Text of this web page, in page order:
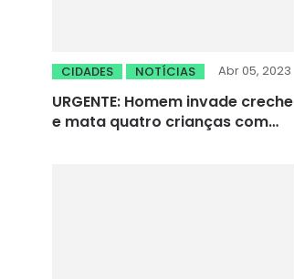
CIDADES NOTÍCIAS Abr 05, 2023
URGENTE: Homem invade creche
e mata quatro crianças com